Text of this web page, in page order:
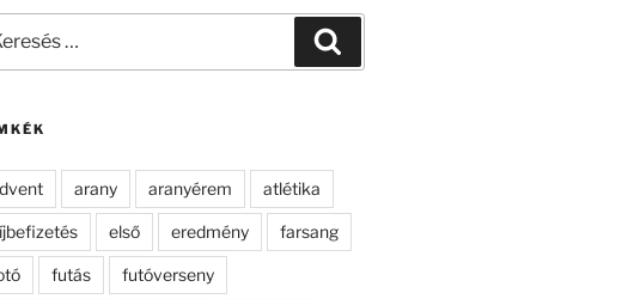
arany aranyérem atlétika
első eredmény farsang
futás futóverseny